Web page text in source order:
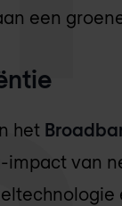
een
het
van